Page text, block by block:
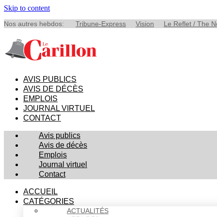
Skip to content
Nos autres hebdos: Tribune-Express Vision Le Reflet / The
AVIS PUBLICS
AVIS DE DÉCÈS
EMPLOIS
JOURNAL VIRTUEL
CONTACT
Avis publics
Avis de décès
Emplois
Journal virtuel
Contact
ACCUEIL
CATÉGORIES
ACTUALITÉS